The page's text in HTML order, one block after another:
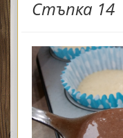
Стъпка 14